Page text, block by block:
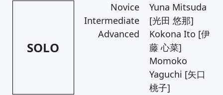
SOLO
Novice
Intermediate
Advanced
Yuna Mitsuda
[光田 悠那]
Kokona Ito [伊
藤 心菜]
Momoko
Yaguchi [矢口
桃子]